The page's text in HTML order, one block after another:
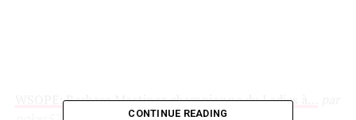
WSOPE: Barbara Martinez championne du Ladies à…
CONTINUE READING